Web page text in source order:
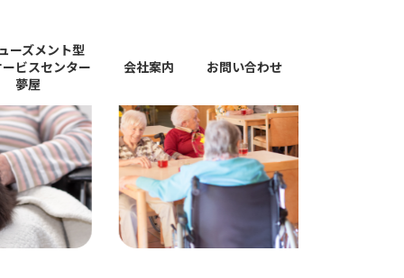
ーズメント型
ビスセンター
夢屋
会社案内 お問い合わせ